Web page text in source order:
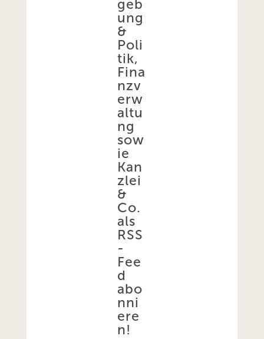
geb
ung
&
Poli
tik,
Fina
nzv
erw
altu
ng
sow
ie
Kan
zlei
&
Co.
als
RSS
-
Fee
d
abo
nni
ere
n!